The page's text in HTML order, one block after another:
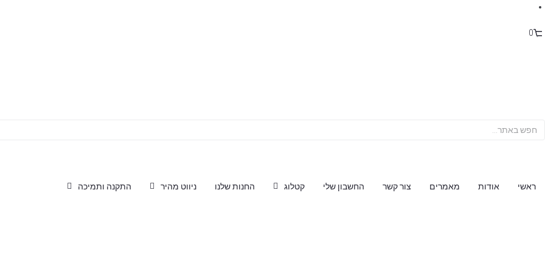
0
ראשי אודות מאמרים צור קשר החשבון שלי קטלוג החנות שלנו ניווט מהיר
התקנה ותמיכה